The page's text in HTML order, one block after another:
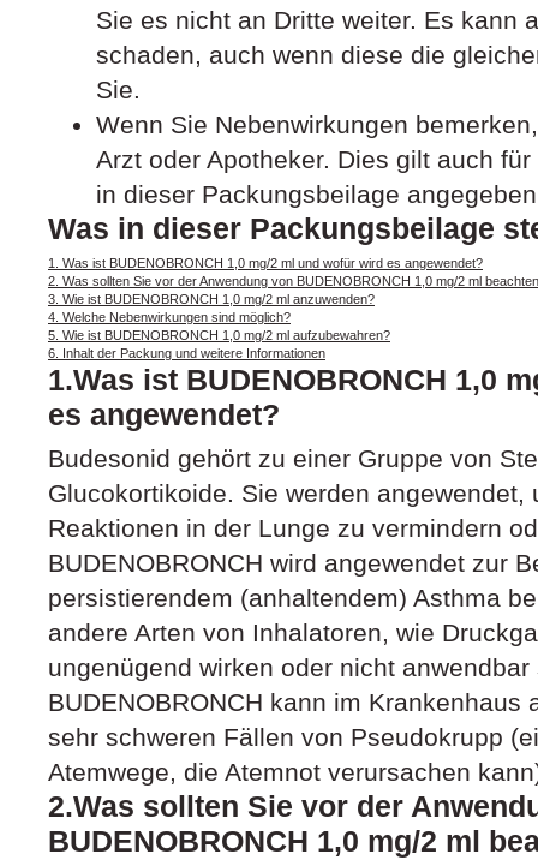
Sie es nicht an Dritte weiter. Es kann
schaden, auch wenn diese die
Sie.
Wenn Sie Nebenwirkungen
Arzt oder Apotheker. Dies gilt auch
in dieser Packungsbeilage
Was in dieser Packungsbeilage
1. Was ist BUDENOBRONCH 1,0 mg/2 ml und wofür wird es angewendet?
2. Was sollten Sie vor der Anwendung von BUDENOBRONCH 1,0 mg/2 ml
3. Wie ist BUDENOBRONCH 1,0 mg/2 ml anzuwenden?
4. Welche Nebenwirkungen sind möglich?
5. Wie ist BUDENOBRONCH 1,0 mg/2 ml aufzubewahren?
6. Inhalt der Packung und weitere Informationen
1.Was ist BUDENOBRONCH 1,0
es angewendet?
Budesonid gehört zu einer Gruppe von
Glucokortikoide. Sie werden angewendet,
Reaktionen in der Lunge zu vermindern
BUDENOBRONCH wird angewendet zur
persistierendem (anhaltendem) Asthma
andere Arten von Inhalatoren, wie
ungenügend wirken oder nicht anwendbar
BUDENOBRONCH kann im Krankenhaus
sehr schweren Fällen von Pseudokrupp
Atemwege, die Atemnot verursachen
2.Was sollten Sie vor der
BUDENOBRONCH 1,0 mg/2 ml